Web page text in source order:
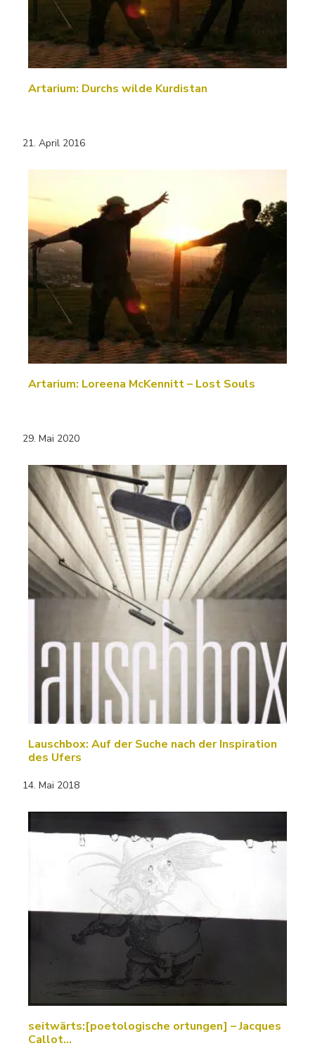
Artarium: Durchs wilde Kurdistan
21. April 2016
Artarium: Loreena McKennitt – Lost Souls
29. Mai 2020
Lauschbox: Auf der Suche nach der Inspiration
des Ufers
14. Mai 2018
seitwärts:[poetologische ortungen] – Jacques
Callot…